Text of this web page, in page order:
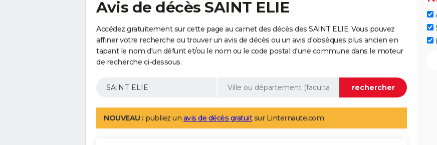
Avis de décès SAINT ELIE
Accédez gratuitement sur cette page au carnet des décès des SAINT ELIE. Vous pouvez
affiner votre recherche ou trouver un avis de décès ou un avis d'obsèques plus ancien en
tapant le nom d'un défunt et/ou le nom ou le code postal d'une commune dans le moteur
de recherche ci-dessous.
NOUVEAU : publiez un avis de décès gratuitsur Linternaute.com